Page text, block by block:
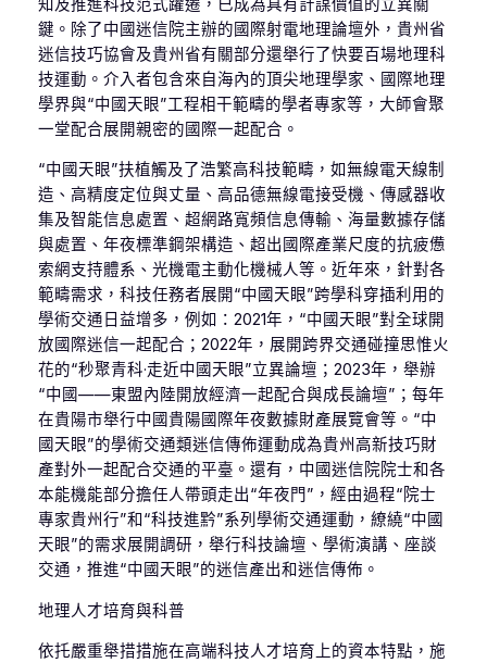
鍵。除了中國迷信院主辦的國際射電地理論壇外，貴州省
迷信技巧協會及貴州省有關部分還舉行了快要百場地理科
技運動。介入者包含來自海內的頂尖地理學家、國際地理
學界與“中國天眼”工程相干範疇的學者專家等，大師會聚
一堂配合展開親密的國際一起配合。
“中國天眼”扶植觸及了浩繁高科技範疇，如無線電天線制
造、高精度定位與丈量、高品德無線電接受機、傳感器收
集及智能信息處置、超網路寬頻信息傳輸、海量數據存儲
與處置、年夜標準鋼架構造、超出國際產業尺度的抗疲憊
索網支持體系、光機電主動化機械人等。近年來，針對各
範疇需求，科技任務者展開“中國天眼”跨學科穿插利用的
學術交通日益增多，例如：2021年，“中國天眼”對全球開
放國際迷信一起配合；2022年，展開跨界交通碰撞思惟火
花的“秒聚青科·走近中國天眼”立異論壇；2023年，舉辦
“中國——東盟內陸開放經濟一起配合與成長論壇”；每年
在貴陽市舉行中國貴陽國際年夜數據財產展覽會等。“中
國天眼”的學術交通類迷信傳佈運動成為貴州高新技巧財
產對外一起配合交通的平臺。還有，中國迷信院院士和各
本能機能部分擔任人帶頭走出“年夜門”，經由過程“院士
專家貴州行”和“科技進黔”系列學術交通運動，繚繞“中國
天眼”的需求展開調研，舉行科技論壇、學術演講、座談
交通，推進“中國天眼”的迷信產出和迷信傳佈。
地理人才培育與科普
依托嚴重舉措措施在高端科技人才培育上的資本特點，施